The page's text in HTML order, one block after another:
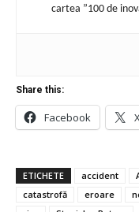
cartea ”100 de
Share this:
Facebook
ETICHETE accident
catastrofă
eroare